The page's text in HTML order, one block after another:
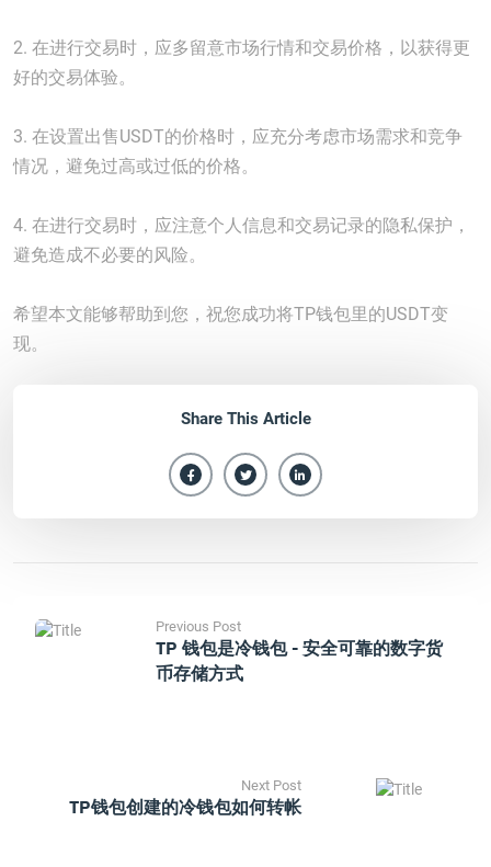
2. 在进行交易时，应多留意市场行情和交易价格，以获得更
好的交易体验。
3. 在设置出售USDT的价格时，应充分考虑市场需求和竞争
情况，避免过高或过低的价格。
4. 在进行交易时，应注意个人信息和交易记录的隐私保护，
避免造成不必要的风险。
希望本文能够帮助到您，祝您成功将TP钱包里的USDT变
现。
Share This Article
Previous Post
TP 钱包是冷钱包 - 安全可靠的数字货
币存储方式
Next Post
TP钱包创建的冷钱包如何转帐